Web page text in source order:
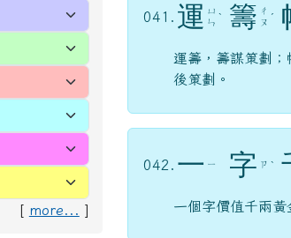
[ more... ]
041. 運 ㄩ
ㄣ ˋ 籌 ㄔ
ㄡ ˊ
運籌，籌謀策劃
後策劃。
042. 一 ㄧ 字 ㄗ ˋ
一個字價值千兩黃